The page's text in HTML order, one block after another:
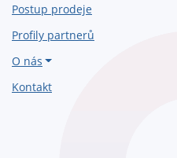
Postup prodeje
Profily partnerů
O nás
Kontakt